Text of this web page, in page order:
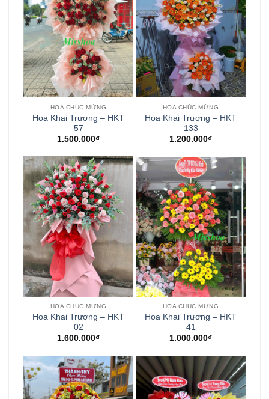
HOA CHÚC MỪNG
Hoa Khai Trương – HKT
57
1.500.000₫
HOA CHÚC MỪNG
Hoa Khai Trương – HKT
133
1.200.000₫
HOA CHÚC MỪNG
Hoa Khai Trương – HKT
02
1.600.000₫
HOA CHÚC MỪNG
Hoa Khai Trương – HKT
41
1.000.000₫